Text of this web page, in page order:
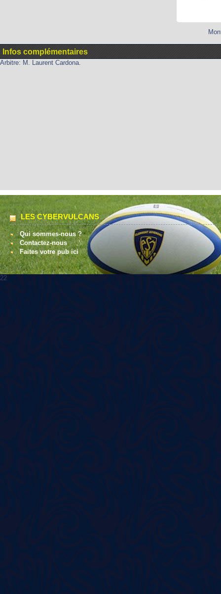
Infos complémentaires
Arbitre: M. Laurent Cardona.
LES CYBERVULCANS
Qui sommes-nous ?
Contactez-nous
Faites votre pub ici
22